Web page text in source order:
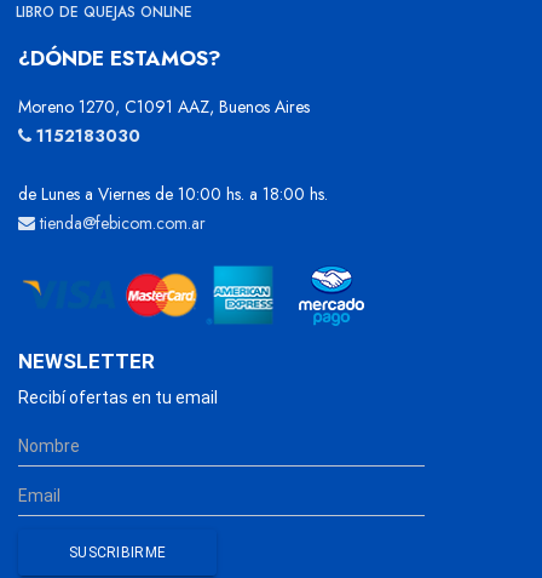
LIBRO DE QUEJAS ONLINE
¿DÓNDE ESTAMOS?
Moreno 1270, C1091 AAZ, Buenos Aires
1152183030
de Lunes a Viernes de 10:00 hs. a 18:00 hs.
tienda@febicom.com.ar
NEWSLETTER
Recibí ofertas en tu email